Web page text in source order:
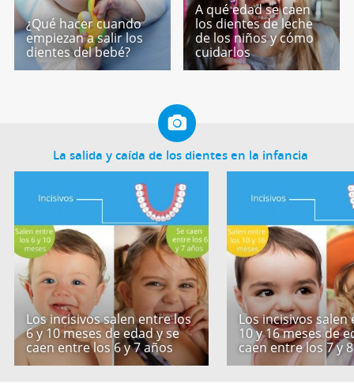
¿Qué hacer cuando
empiezan a salir los
dientes del bebé?
A qué edad se caen
los dientes de leche
de los niños y cómo
cuidarlos
La salida y caída de los dientes en la infancia
Los incisivos salen entre los
6 y 10 meses de edad y se
caen entre los 6 y 7 años
Los incisivos salen
10 y 16 meses de
caen entre los 7 y